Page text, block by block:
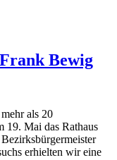
Bewig
als 20
19. Mai das Rathaus
erhielten wir eine